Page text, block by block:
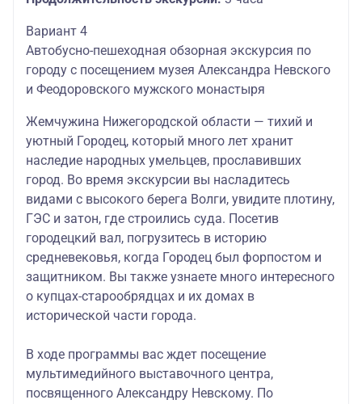
Вариант 4
Автобусно-пешеходная обзорная экскурсия по
городу с посещением музея Александра Невского
и Феодоровского мужского монастыря
Жемчужина Нижегородской области — тихий и
уютный Городец, который много лет хранит
наследие народных умельцев, прославивших
город. Во время экскурсии вы насладитесь
видами с высокого берега Волги, увидите плотину,
ГЭС и затон, где строились суда. Посетив
городецкий вал, погрузитесь в историю
средневековья, когда Городец был форпостом и
защитником. Вы также узнаете много интересного
о купцах-старообрядцах и их домах в
исторической части города.
В ходе программы вас ждет посещение
мультимедийного выставочного центра,
посвященного Александру Невскому. По